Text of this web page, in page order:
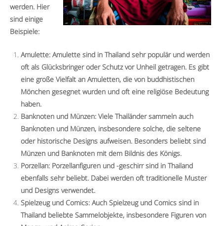
werden. Hier
sind einige
Beispiele:
Amulette: Amulette sind in Thailand sehr populär und werden
oft als Glücksbringer oder Schutz vor Unheil getragen. Es gibt
eine große Vielfalt an Amuletten, die von buddhistischen
Mönchen gesegnet wurden und oft eine religiöse Bedeutung
haben.
Banknoten und Münzen: Viele Thailänder sammeln auch
Banknoten und Münzen, insbesondere solche, die seltene
oder historische Designs aufweisen. Besonders beliebt sind
Münzen und Banknoten mit dem Bildnis des Königs.
Porzellan: Porzellanfiguren und -geschirr sind in Thailand
ebenfalls sehr beliebt. Dabei werden oft traditionelle Muster
und Designs verwendet.
Spielzeug und Comics: Auch Spielzeug und Comics sind in
Thailand beliebte Sammelobjekte, insbesondere Figuren von